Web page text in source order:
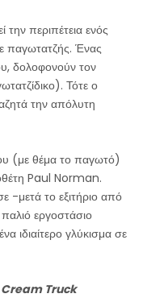
την περιπέτεια ενός
παγωτατζής. Ένας
δολοφονούν τον
Τότε ο
την απόλυτη
(με θέμα το παγωτό)
Paul Norman.
-μετά το εξιτήριο από
εργοστάσιο
ιδιαίτερο γλύκισμα σε
Cream Truck